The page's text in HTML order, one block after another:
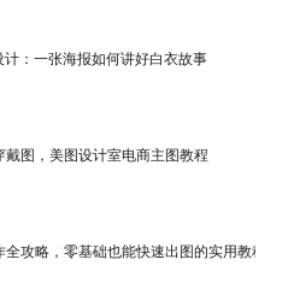
：一张海报如何讲好白衣故事
图，美图设计室电商主图教程
攻略，零基础也能快速出图的实用教程